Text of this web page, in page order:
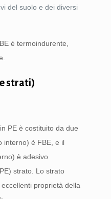
del suolo e dei diversi
è termoindurente,
strati)
PE è costituito da due
interno) è FBE, e il
è adesivo
strato. Lo strato
proprietà della